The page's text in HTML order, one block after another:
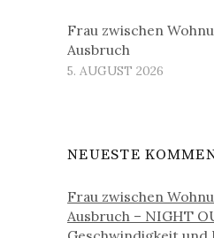
Frau zwischen
Ausbruch
5. AUGUST 2026
NEUESTE
Frau zwischen
Ausbruch – NIGHT